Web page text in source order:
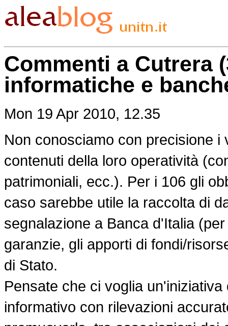
Commenti a Cutrera
informatiche e
Mon 19 Apr 2010, 12.35
Non conosciamo con precisione
contenuti della loro operatività
patrimoniali, ecc.). Per i 106 gli
caso sarebbe utile la raccolta di
segnalazione a Banca d'Italia
garanzie, gli apporti di fondi/
di Stato.
Pensate che ci voglia
informativo con rilevazioni